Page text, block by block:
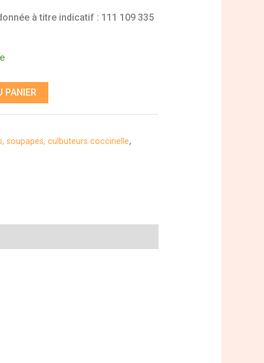
à titre indicatif : 111 109 335
PANIER
soupapes, culbuteurs coccinelle,